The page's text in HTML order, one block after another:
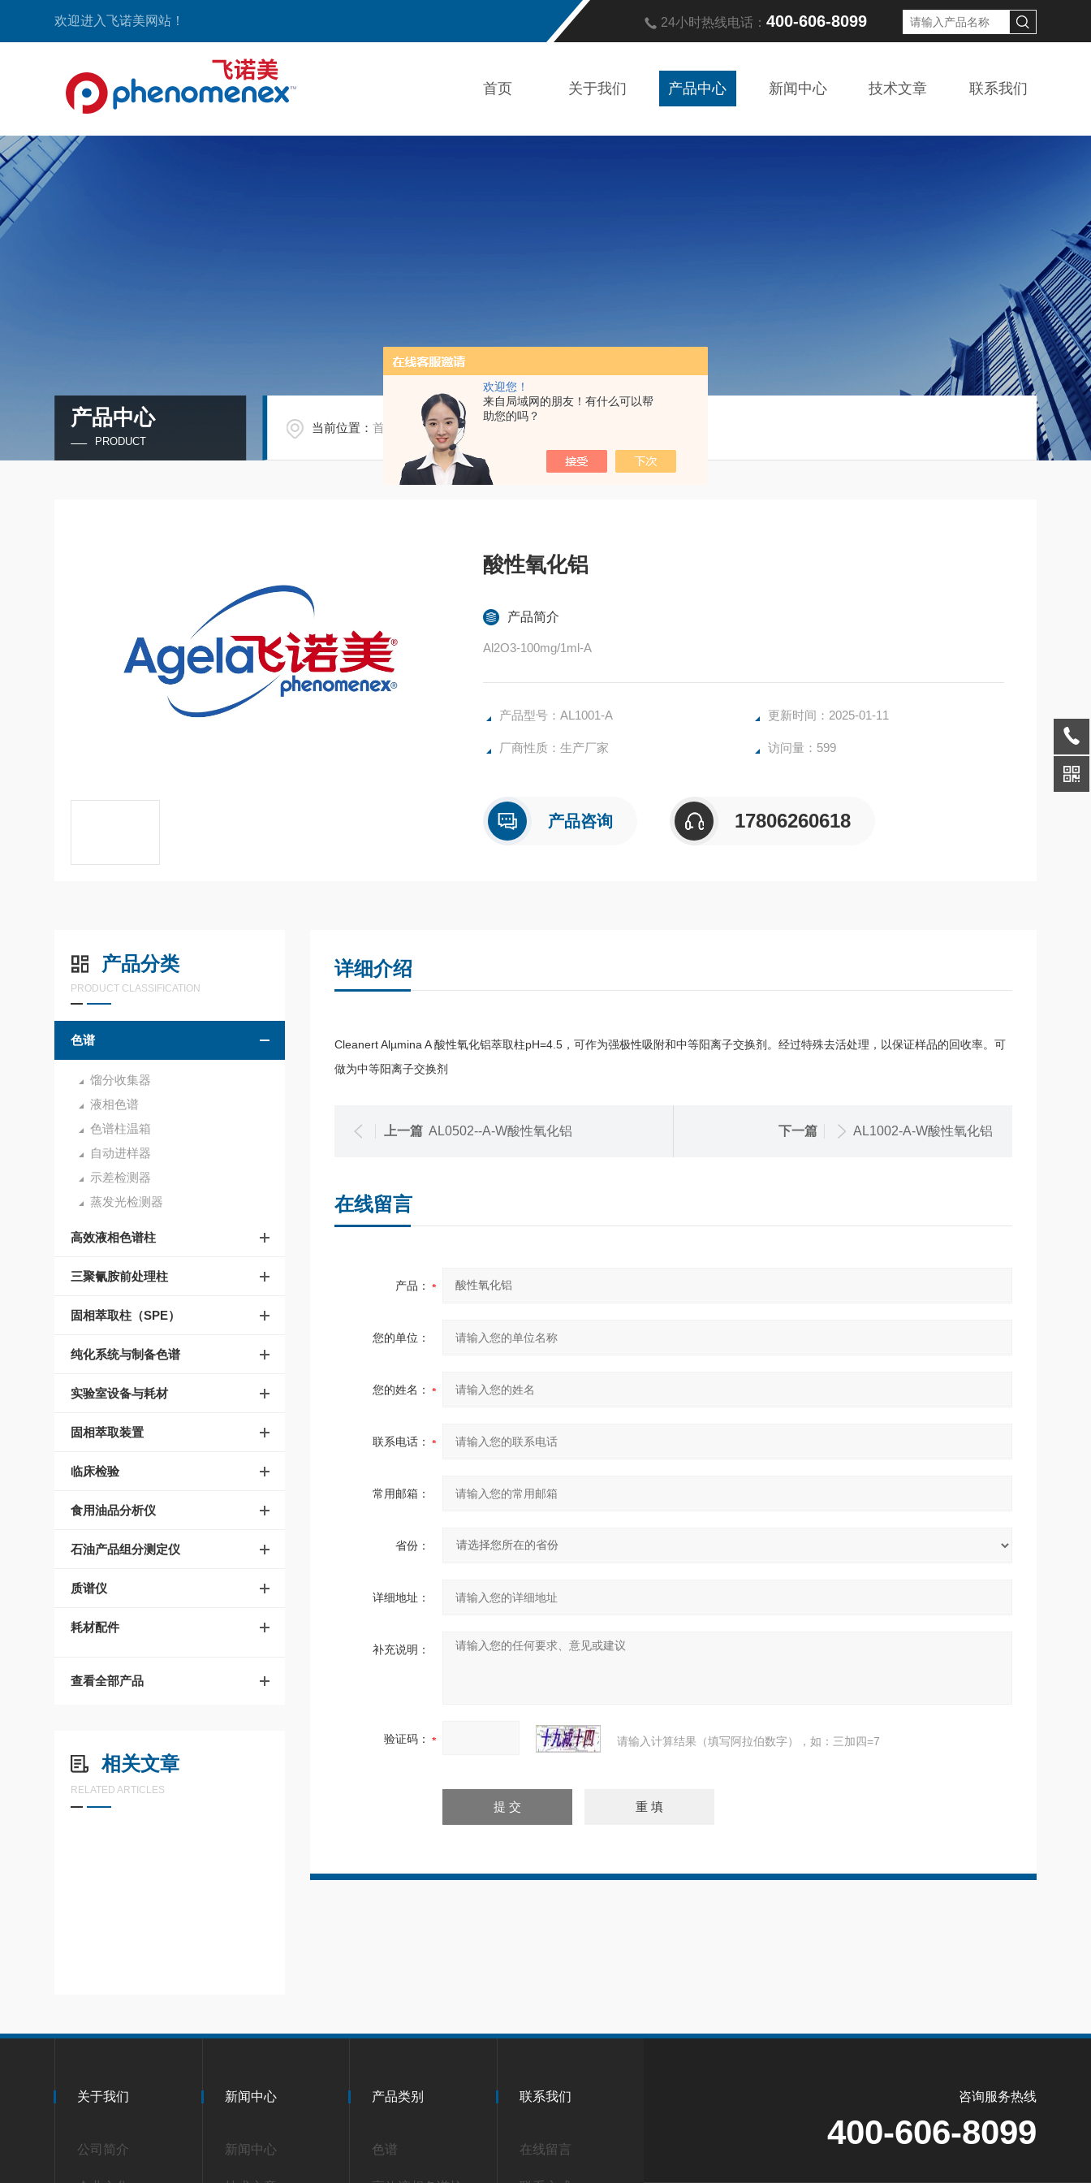
欢迎您！
来自局域网的朋友！有什么可以帮
助您的吗？
欢迎进入飞诺美网站！ 24小时热线电话： 400-606-8099
首页 关于我们 产品中心 新闻中心 技术文章 联系我们
产品中心
PRODUCT
当前位置：首页 产品中心/ / / AL1001-A酸性氧化铝
酸性氧化铝
产品简介
Al2O3-100mg/1ml-A
产品型号：AL1001-A 更新时间：2025-01-11
厂商性质：生产厂家 访问量：599
产品咨询 17806260618
产品分类
PRODUCT CLASSIFICATION
色谱
馏分收集器
液相色谱
色谱柱温箱
自动进样器
示差检测器
蒸发光检测器
高效液相色谱柱
三聚氰胺前处理柱
固相萃取柱（SPE）
纯化系统与制备色谱
实验室设备与耗材
固相萃取装置
临床检验
食用油品分析仪
石油产品组分测定仪
质谱仪
耗材配件
查看全部产品
相关文章
RELATED ARTICLES
详细介绍
Cleanert Alµmina A 酸性氧化铝萃取柱pH=4.5，可作为强极性吸附和中等阳离子交换剂。经过特殊去活处理，以保证样品的回收率。可
做为中等阳离子交换剂
上一篇 AL0502--A-W酸性氧化铝 下一篇 AL1002-A-W酸性氧化铝
在线留言
产品：
您的单位：
您的姓名：
联系电话：
常用邮箱：
省份：
详细地址：
补充说明：
验证码： 请输入计算结果（填写阿拉伯数字），如：三加四=7
关于我们
公司简介
新闻中心
新闻中心
产品类别
色谱
联系我们
在线留言
咨询服务热线
400-606-8099